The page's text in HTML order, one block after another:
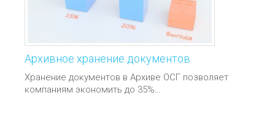
Архивное хранение документов
Хранение документов в Архиве ОСГ позволяет
компаниям экономить до 35%…